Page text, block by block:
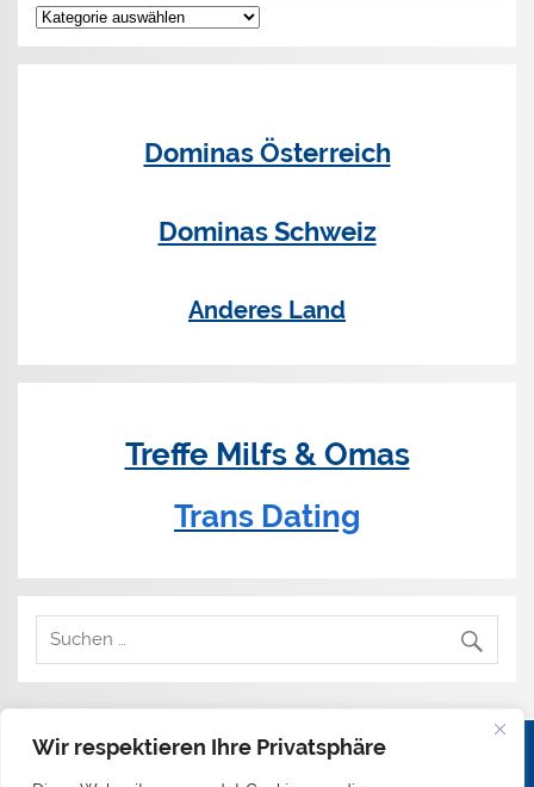
Wir respektieren Ihre Privatsphäre
Kategorien
Dominas Österreich
Dominas Schweiz
Anderes Land
Treffe Milfs & Omas
Trans Dating